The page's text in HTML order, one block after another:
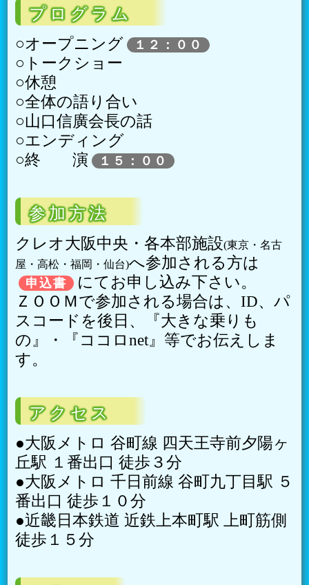
プログラム
○オープニング １２：００
○トークショー
○休憩
○全体の語り合い
○山口信廣会長の話
○エンディング
○終 演
１５：００
参加方法
クレオ大阪中央・各本部施設(東京・名古
屋・高松・福岡・仙台)へ参加される方は
申込書 にて お申し込み下さい。
ＺＯＯＭで参加される場合は、ID、パ
スコードを後日、『大きな乗りも
の』・『ココロnet』等でお伝えしま
す。
アクセス
●大阪メトロ 谷町線 四天王寺前夕陽ヶ
丘駅 １番出口 徒歩３分
●大阪メトロ 千日前線 谷町九丁目駅 ５
番出口 徒歩１０分
●近畿日本鉄道 近鉄上本町駅 上町筋側
徒歩１５分